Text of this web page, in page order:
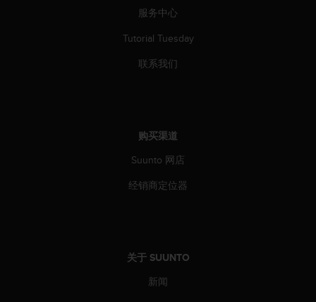
服务中心
Tutorial Tuesday
联系我们
购买渠道
Suunto 网店
经销商定位器
关于 SUUNTO
新闻